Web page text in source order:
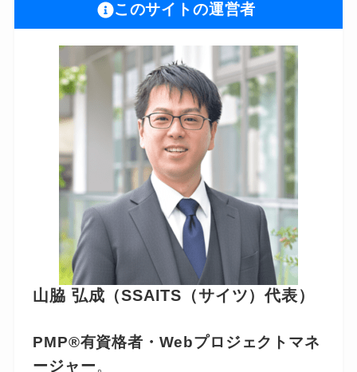
このサイトの運営者
山脇 弘成（SSAITS（サイツ）代表）
PMP®有資格者・Webプロジェクトマネ
ージャー。